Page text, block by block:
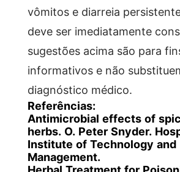
vômitos e diarreia
deve ser imediatamente
sugestões acima são para
informativos e não
diagnóstico médico.
Referências:
Antimicrobial effects of
herbs. O. Peter Snyder.
Institute of Technology and
Management.